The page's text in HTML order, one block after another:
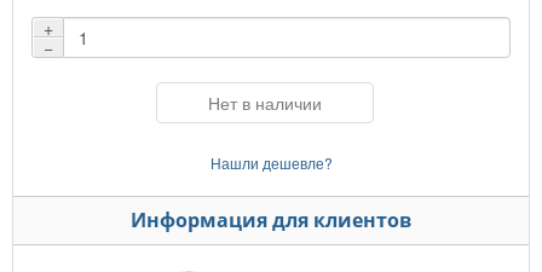
+
−
Нет в наличии
Нашли дешевле?
Информация для клиентов